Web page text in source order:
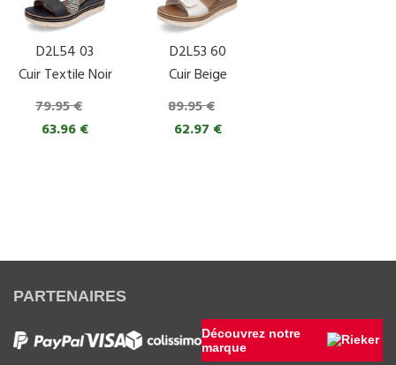
D2L54 03
Cuir Textile Noir
79.95 €
63.96 €
D2L53 60
Cuir Beige
89.95 €
62.97 €
PARTENAIRES
Découvrez notre
marque